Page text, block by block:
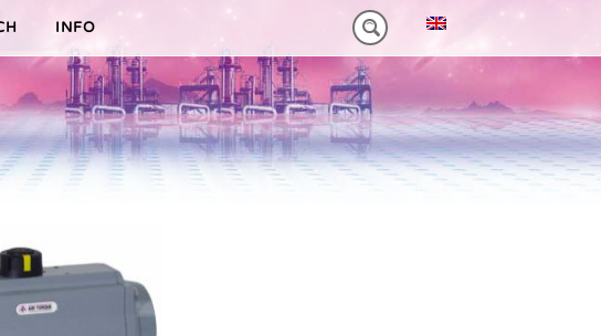
VORTEILE HEAVY-DUTY
(25-1000NM) VORTEILE VT PLUS-SERIE
MT-SERIE (25-75NM)
INFO